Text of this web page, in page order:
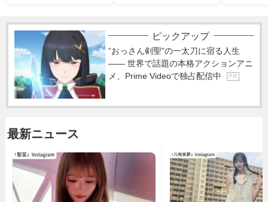
ピックアップ
“おっさん剣聖”の一太刀に宿る人生
―― 世界で話題の本格アクションアニ
メ、Prime Videoで独占配信中
P R
最新ニュース